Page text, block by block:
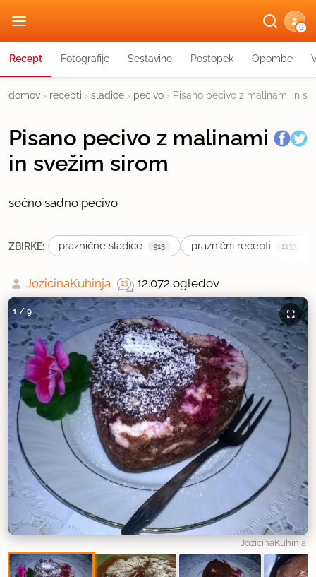
G
Recept Fotografije Sestavine Postopek Opombe
domov › recepti › sladice › pecivo › Pisano pecivo z malinami in
Pisano pecivo z malinami
in svežim sirom
sočno sadno pecivo
ZBIRKE: praznične sladice 913 praznični recepti 1133
JozicinaKuhinja 12.072 ogledov
1/ 9
JozicinaKuhinja